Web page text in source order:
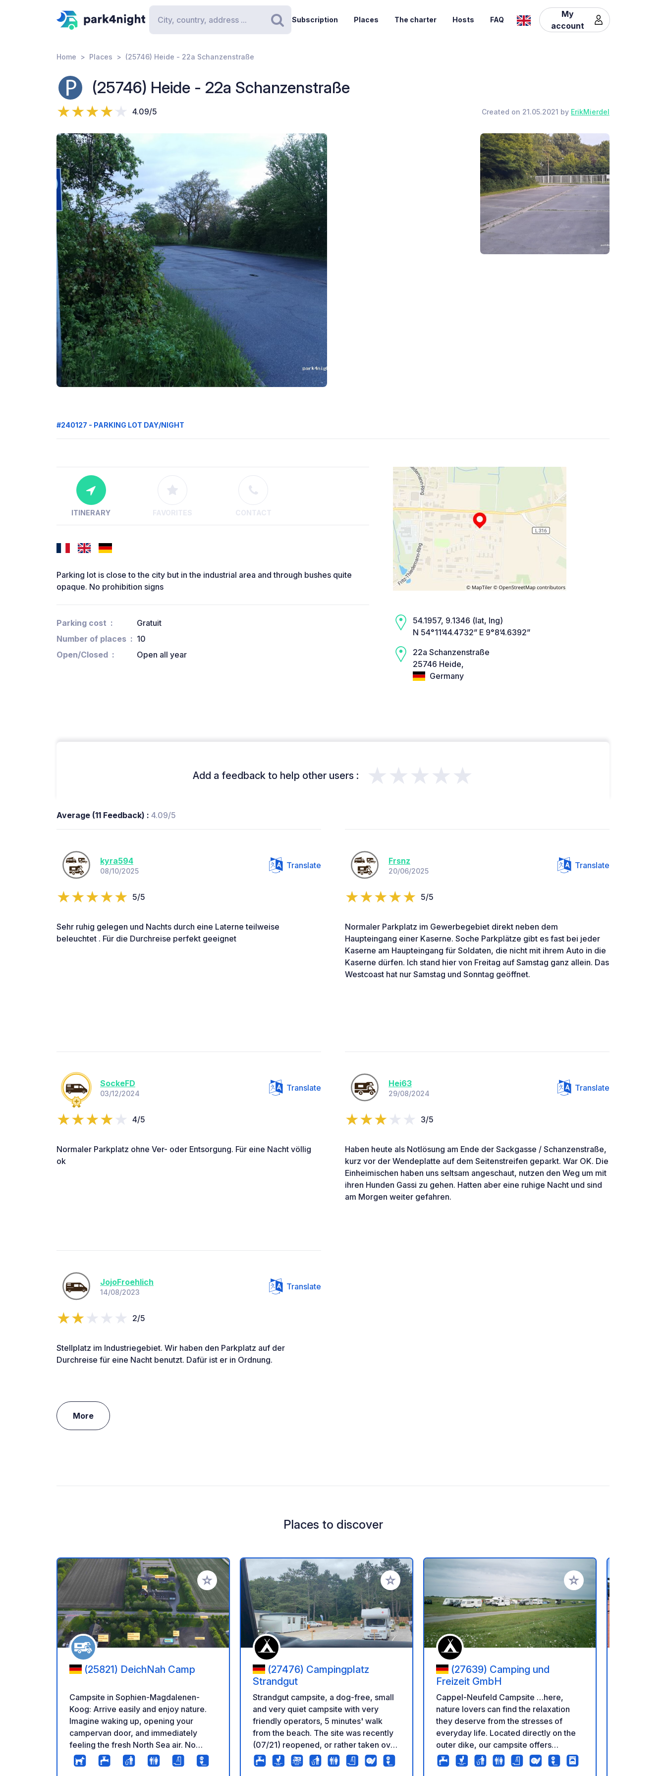
Search
Subscription Places The charter Hosts FAQ
My
account
Home Places (25746) Heide - 22a Schanzenstraße
(25746) Heide - 22a Schanzenstraße
4.09/5 Created on 21.05.2021 by ErikMierdel
#240127 - PARKING LOT DAY/NIGHT
ITINERARY FAVORITES CONTACT
Parking lot is close to the city but in the industrial area and through bushes quite
opaque. No prohibition signs
Parking cost
Gratuit
Number of places
10
Open/Closed
Open all year
54.1957, 9.1346 (lat, lng)
N 54°11’44.4732” E 9°8’4.6392”
22a Schanzenstraße
25746 Heide,
Germany
Add a feedback to help other users : ★★★★★
Average (11 Feedback) : 4.09/5
kyra594
08/10/2025
Translate
5/5
Sehr ruhig gelegen und Nachts durch eine Laterne teilweise
beleuchtet . Für die Durchreise perfekt geeignet
Frsnz
20/06/2025
Translate
5/5
Normaler Parkplatz im Gewerbegebiet direkt neben dem
Haupteingang einer Kaserne. Soche Parkplätze gibt es fast bei jeder
Kaserne am Haupteingang für Soldaten, die nicht mit ihrem Auto in die
Kaserne dürfen. Ich stand hier von Freitag auf Samstag ganz allein. Das
Westcoast hat nur Samstag und Sonntag geöffnet.
SockeFD
03/12/2024
Translate
4/5
Normaler Parkplatz ohne Ver- oder Entsorgung. Für eine Nacht völlig
ok
Hei63
29/08/2024
Translate
3/5
Haben heute als Notlösung am Ende der Sackgasse / Schanzenstraße,
kurz vor der Wendeplatte auf dem Seitenstreifen geparkt. War OK. Die
Einheimischen haben uns seltsam angeschaut, nutzen den Weg um mit
ihren Hunden Gassi zu gehen. Hatten aber eine ruhige Nacht und sind
am Morgen weiter gefahren.
JojoFroehlich
14/08/2023
Translate
2/5
Stellplatz im Industriegebiet. Wir haben den Parkplatz auf der
Durchreise für eine Nacht benutzt. Dafür ist er in Ordnung.
More
Places to discover
Add to your favorites
(25821) DeichNah Camp
Campsite in Sophien-Magdalenen-
Koog: Arrive easily and enjoy nature.
Imagine waking up, opening your
campervan door, and immediately
feeling the fresh North Sea air. No
noise, no stress, just peace, wide open
spaces, and nature. That's exactly what
Add to your favorites
(27476) Campingplatz
Strandgut
Strandgut campsite, a dog-free, small
and very quiet campsite with very
friendly operators, 5 minutes' walk
from the beach. The site was recently
(07/21) reopened, or rather taken over
and renovated. In the back area there
are permanent campers, in the front
Add to your favorites
(27639) Camping und
Freizeit GmbH
Cappel-Neufeld Campsite …here,
nature lovers can find the relaxation
they deserve from the stresses of
everyday life. Located directly on the
outer dike, our campsite offers
magnificent views. Enjoy the fresh
North Sea air and the tranquility of